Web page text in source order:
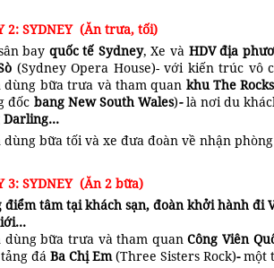
2: SYDNEY (Ăn trưa, tối)
bay quốc tế Sydney, Xe và HDV địa
(Sydney Opera House)- với kiến trúc vô
dùng bữa trưa và tham quan khu The Rocks
đốc bang New South Wales)-là nơi du
Darling…
dùng bữa tối và xe đưa đoàn về nhận
3: SYDNEY (Ăn 2 bữa)
điểm tâm tại khách sạn, đoàn khởi hành
dùng bữa trưa và tham quanCông Viên
đá Ba Chị Em(Three Sisters Rock)-một